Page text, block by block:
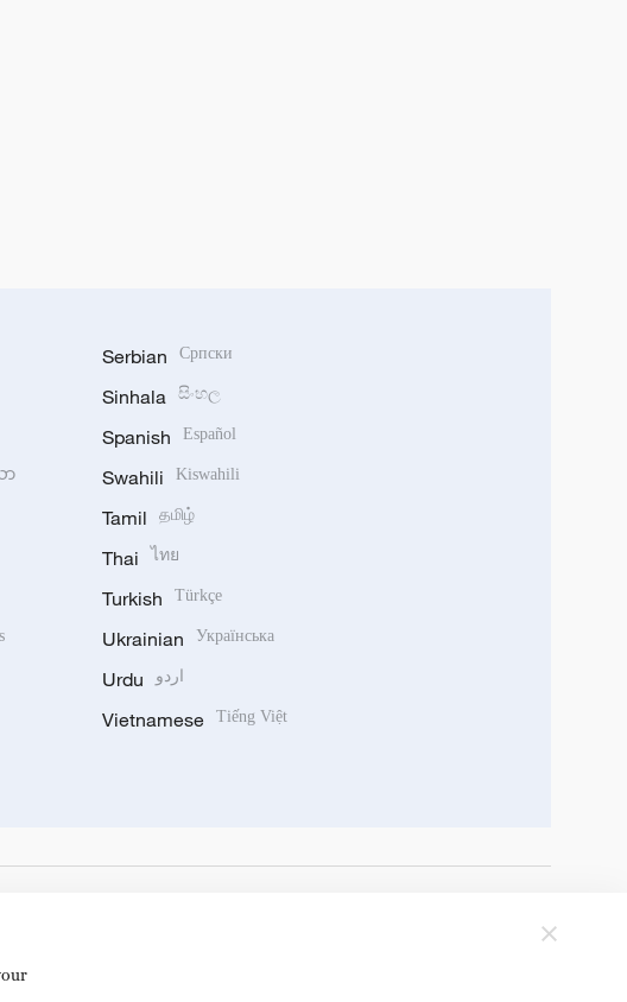
ာ
Serbian Српски
Sinhala සිංහල
Spanish Español
Swahili Kiswahili
Tamil தமிழ்
Thai ไทย
Turkish Türkçe
Ukrainian Українська
Urdu اردو
Vietnamese Tiếng Việt